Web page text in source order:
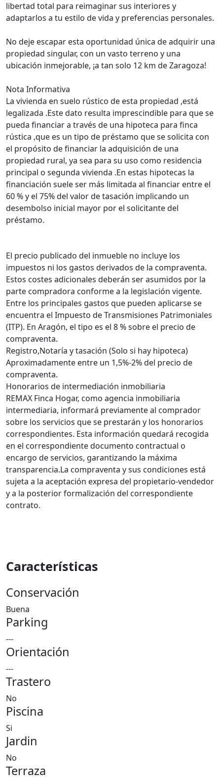
libertad total para reimaginar sus interiores y
adaptarlos a tu estilo de vida y preferencias personales.
No deje escapar esta oportunidad única de adquirir una
propiedad singular, con un vasto terreno y una
ubicación inmejorable, ¡a tan solo 12 km de Zaragoza!
Nota Informativa
La vivienda en suelo rústico de esta propiedad ,está
legalizada .Este dato resulta imprescindible para que se
pueda financiar a través de una hipoteca para finca
rústica ,que es un tipo de préstamo que se solicita con
el propósito de financiar la adquisición de una
propiedad rural, ya sea para su uso como residencia
principal o segunda vivienda .En estas hipotecas la
financiación suele ser más limitada al financiar entre el
60 % y el 75% del valor de tasación implicando un
desembolso inicial mayor por el solicitante del
préstamo.
El precio publicado del inmueble no incluye los
impuestos ni los gastos derivados de la compraventa.
Estos costes adicionales deberán ser asumidos por la
parte compradora conforme a la legislación vigente.
Entre los principales gastos que pueden aplicarse se
encuentra el Impuesto de Transmisiones Patrimoniales
(ITP). En Aragón, el tipo es el 8 % sobre el precio de
compraventa.
Registro,Notaría y tasación (Solo si hay hipoteca)
Aproximadamente entre un 1,5%-2% del precio de
compraventa.
Honorarios de intermediación inmobiliaria
REMAX Finca Hogar, como agencia inmobiliaria
intermediaria, informará previamente al comprador
sobre los servicios que se prestarán y los honorarios
correspondientes. Esta información quedará recogida
en el correspondiente documento contractual o
encargo de servicios, garantizando la máxima
transparencia.La compraventa y sus condiciones está
sujeta a la aceptación expresa del propietario-vendedor
y a la posterior formalización del correspondiente
contrato.
Características
Conservación
Buena
Parking
---
Orientación
---
Trastero
No
Piscina
Si
Jardin
No
Terraza